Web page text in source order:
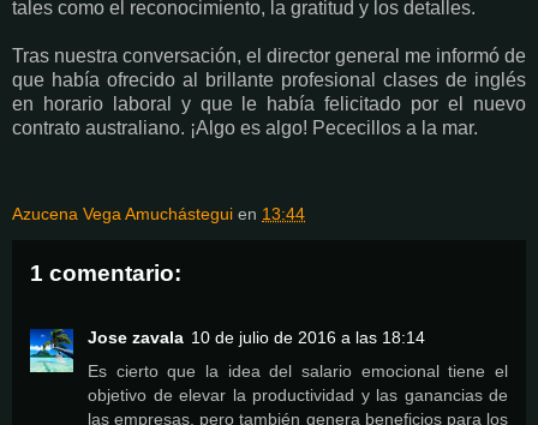
tales como el reconocimiento, la gratitud y los detalles.
Tras nuestra conversación, el director general me informó de
que había ofrecido al brillante profesional clases de inglés
en horario laboral y que le había felicitado por el nuevo
contrato australiano. ¡Algo es algo! Pececillos a la mar.
Azucena Vega Amuchástegui en 13:44
1 comentario:
Jose zavala 10 de julio de 2016 a las 18:14
Es cierto que la idea del salario emocional tiene el
objetivo de elevar la productividad y las ganancias de
las empresas, pero también genera beneficios para los